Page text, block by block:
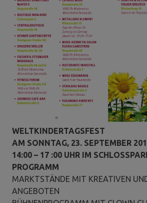
WELTKINDERTAGSFEST
AM SONNTAG, 23. SEPTEMBER
14:00 – 17 :00 UHR IM
PROGRAMM
MARKTSTÄNDE MIT KREATIVEN
ANGEBOTEN